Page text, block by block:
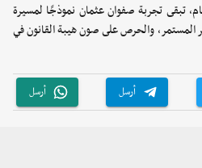
تبقى تجربة صفوان عثمان نموذجًا لمسيرة
المستمر، والحرص على صون هيبة القانون في
أرسل أرسل